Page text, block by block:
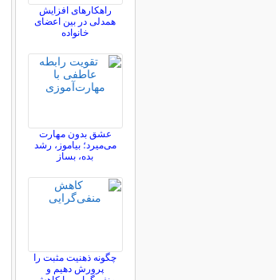
راهکارهای افزایش
همدلی در بین اعضای
خانواده
عشق بدون مهارت
می‌میرد؛ بیاموز، رشد
بده، بساز
چگونه ذهنیت مثبت را
پرورش دهیم و